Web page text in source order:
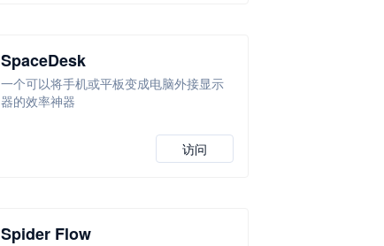
SpaceDesk
一个可以将手机或平板变成电脑外接显示
器的效率神器
访问
Spider Flow